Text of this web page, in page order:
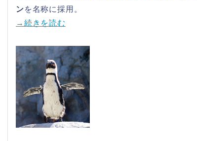
ンを名称に採用。
→続きを読む